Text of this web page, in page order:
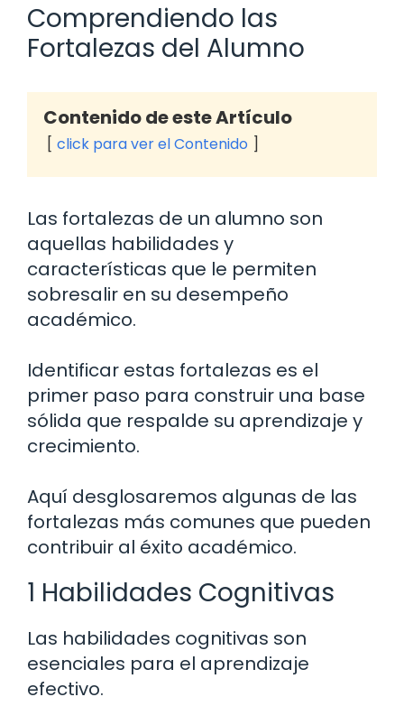
Comprendiendo las
Fortalezas del Alumno
Contenido de este Artículo
click para ver el Contenido
Las fortalezas de un alumno son
aquellas habilidades y
características que le permiten
sobresalir en su desempeño
académico.
Identificar estas fortalezas es el
primer paso para construir una base
sólida que respalde su aprendizaje y
crecimiento.
Aquí desglosaremos algunas de las
fortalezas más comunes que pueden
contribuir al éxito académico.
1 Habilidades Cognitivas
Las habilidades cognitivas son
esenciales para el aprendizaje
efectivo.